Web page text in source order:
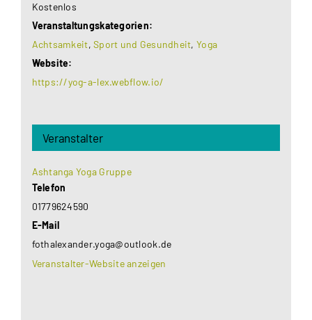
Kostenlos
Veranstaltungskategorien:
Achtsamkeit,Sport und Gesundheit, Yoga
Website:
https://yog-a-lex.webflow.io/
Veranstalter
Ashtanga Yoga Gruppe
Telefon
01779624590
E-Mail
fothalexander.yoga@outlook.de
Veranstalter-Website anzeigen